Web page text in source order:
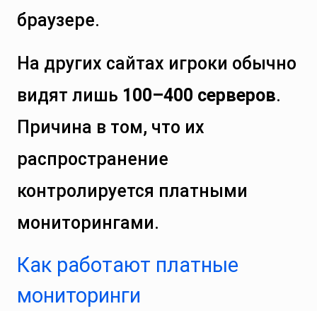
браузере.
На других сайтах игроки обычно
видят лишь 100–400 серверов.
Причина в том, что их
распространение
контролируется платными
мониторингами.
Как работают платные
мониторинги